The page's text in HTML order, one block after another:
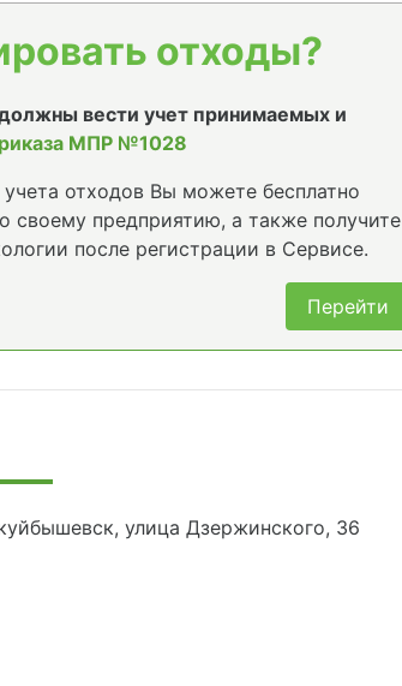
отходы?
вести учет принимаемых и
МПР №1028
отходов Вы можете бесплатно
предприятию, а также получите
после регистрации в Сервисе.
Перейти
улица Дзержинского, 36